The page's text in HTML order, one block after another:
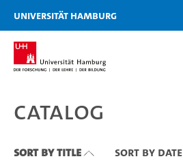
Zu den Filtern
Zur Metanavigation
Zur Hauptnavigation
Zur Suche
Zum Inhalt
Zum Seitenfuss
Universität Hamburg
Catalog
Catalog
Sort By Title Sort By Date